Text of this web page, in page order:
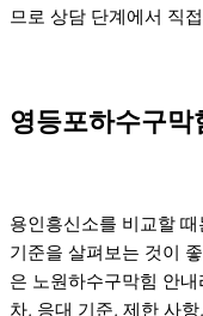
므로 상담 단계에서 직
영등포하수구막
용인흥신소를 비교할
기준을 살펴보는 것이
은 노원하수구막힘 안
차, 응대 기준, 제한 사